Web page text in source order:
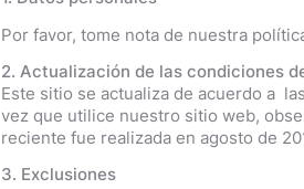
Por favor, tome nota de nuestra
2. Actualización de las condiciones
Este sitio se actualiza de acuerdo a
vez que utilice nuestro sitio web,
reciente fue realizada en agosto de
3. Exclusiones